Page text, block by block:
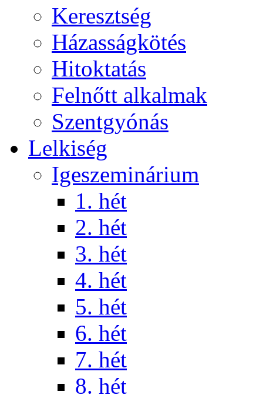
Keresztség
Házasságkötés
Hitoktatás
Felnőtt alkalmak
Szentgyónás
Lelkiség
Igeszeminárium
1. hét
2. hét
3. hét
4. hét
5. hét
6. hét
7. hét
8. hét